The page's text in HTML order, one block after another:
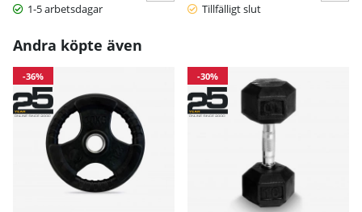
1-5 arbetsdagar
Tillfälligt slut
Andra köpte även
-36% -30%